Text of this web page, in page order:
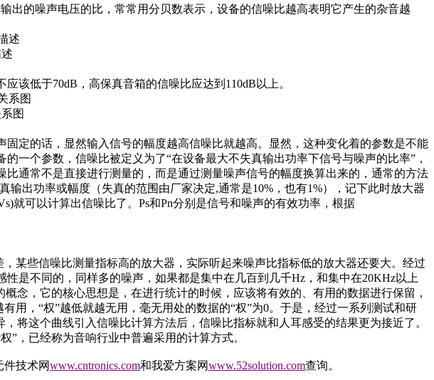
出的噪声电压的比，常常用分贝数表示，设备的信噪比越高表明它产生的杂音越
该低于70dB，高保真音箱的信噪比应达到110dB以上。
图
的话，显然输入信号的幅度越高信噪比就越高。显然，这种变化着的参数是不能
一个参数，信噪比被定义为了“在设备最大不失真输出功率下信号与噪声的比率”，
通常不是直接进行测量的，而是通过测量噪声信号的幅度换算出来的，通常的方法
输出功率或幅度（失真的范围由厂家决定,通常是10%，也有1%），记下此时放大器
就可以计算出信噪比了。Ps和Pn分别是信号和噪声的有效功率，根据
某些信噪比测量指标高的放大器，实际听起来噪声比指标低的放大器还要大。经过
是不同的，同样多的噪声，如果都是集中在几百到几千Hz，和集中在20KHz以上
念，它的核心思想是，在进行统计的时候，应该将有效的、有用的数据进行保留，
用，“权”越低就越无用，毫无用处的数据的“权”为0。于是，经过一系列测试和研
将这个曲线引入信噪比计算方法后，信噪比指标就和人耳感受的结果更为接近了。
”，已经称为音响行业中普遍采用的计算方式。
技术网www.cntronics.com和我爱方案网www.52solution.com查询。